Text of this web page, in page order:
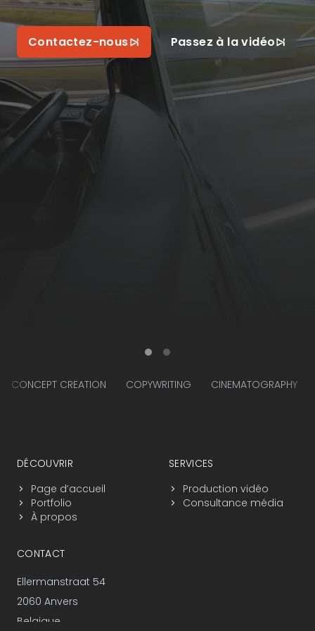
Contactez-nous Passez à la vidéo
CONCEPT CREATION COPYWRITING
CINEMATOGRAPHY
DÉCOUVRIR
Page d’accueil
Portfolio
À propos
SERVICES
Production vidéo
Consultance média
CONTACT
Ellermanstraat 54
2060 Anvers
Belgique